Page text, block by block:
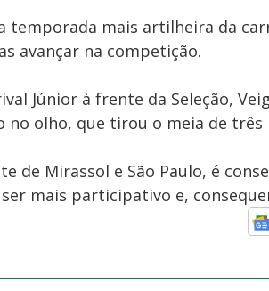
temporada mais artilheira da
avançar na competição.
Júnior à frente da Seleção,
olho, que tirou o meia de três
de Mirassol e São Paulo, é
mais participativo e,